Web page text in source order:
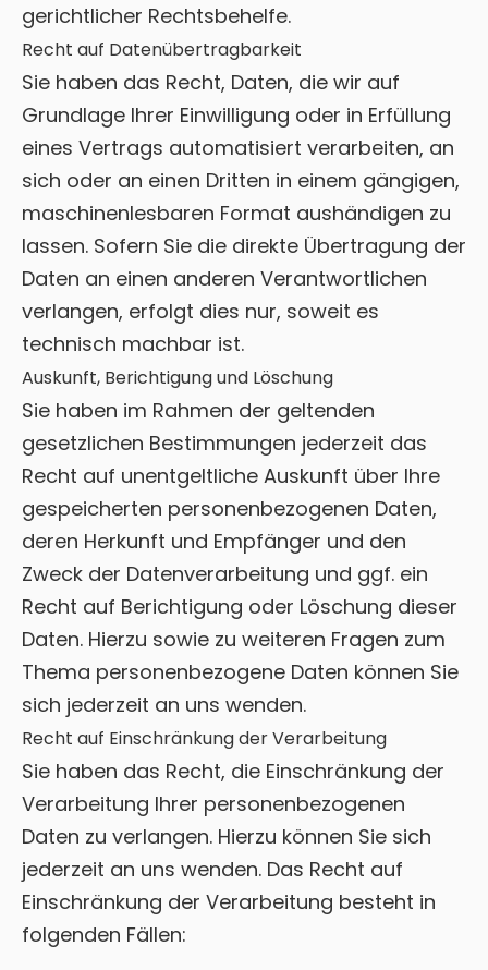
gerichtlicher Rechtsbehelfe.
Recht auf Daten­übertrag­barkeit
Sie haben das Recht, Daten, die wir auf
Grundlage Ihrer Einwilligung oder in Erfüllung
eines Vertrags automatisiert verarbeiten, an
sich oder an einen Dritten in einem gängigen,
maschinenlesbaren Format aushändigen zu
lassen. Sofern Sie die direkte Übertragung der
Daten an einen anderen Verantwortlichen
verlangen, erfolgt dies nur, soweit es
technisch machbar ist.
Auskunft, Berichtigung und Löschung
Sie haben im Rahmen der geltenden
gesetzlichen Bestimmungen jederzeit das
Recht auf unentgeltliche Auskunft über Ihre
gespeicherten personenbezogenen Daten,
deren Herkunft und Empfänger und den
Zweck der Datenverarbeitung und ggf. ein
Recht auf Berichtigung oder Löschung dieser
Daten. Hierzu sowie zu weiteren Fragen zum
Thema personenbezogene Daten können Sie
sich jederzeit an uns wenden.
Recht auf Einschränkung der Verarbeitung
Sie haben das Recht, die Einschränkung der
Verarbeitung Ihrer personenbezogenen
Daten zu verlangen. Hierzu können Sie sich
jederzeit an uns wenden. Das Recht auf
Einschränkung der Verarbeitung besteht in
folgenden Fällen: